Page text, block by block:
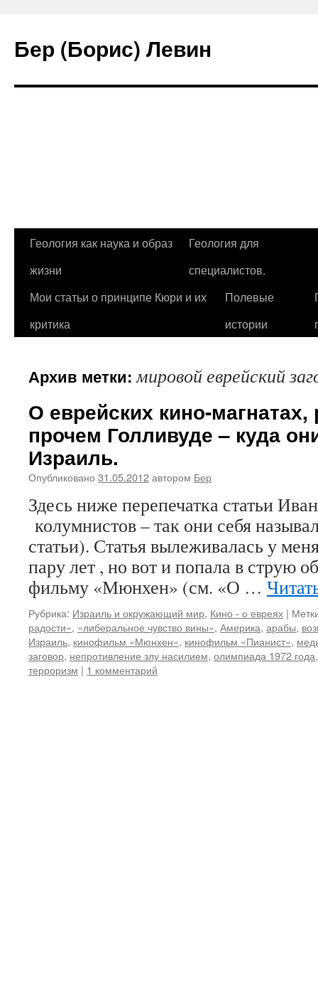
Бер (Борис) Левин
Перейти
содержимому
Геология как наука и образ
жизни
Геология для
специалистов.
Мои статьи о принципе Кюри и их
критика
Полевые
истории
Архив метки:мировой еврейский
О еврейских кино-
прочем Голливуде – куда
Израиль.
Опубликовано 31.05.2012автором Бер
Здесь ниже перепечатка статьи
колумнистов – так они себя
статьи). Статья вылеживалась у
пару лет , но вот и попала в струю
фильму «Мюнхен» (см. «О …
Рубрика: Израиль и окружающий мир, Кино - о евреях |
радости», «либеральное чувство вины», Америка, арабы,
Израиль, кинофильм «Мюнхен», кинофильм «Пианист»,
заговор, непротивление злу насилием, олимпиада 1972 года
терроризм | 1 комментарий